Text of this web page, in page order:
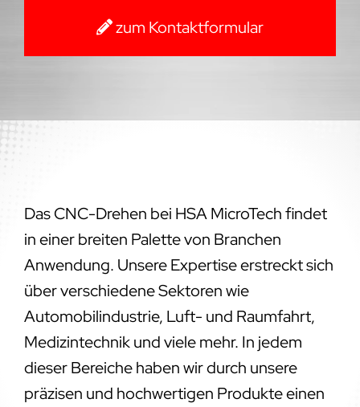
zum Kontaktformular
Das CNC-Drehen bei HSA MicroTech findet
in einer breiten Palette von Branchen
Anwendung. Unsere Expertise erstreckt sich
über verschiedene Sektoren wie
Automobilindustrie, Luft- und Raumfahrt,
Medizintechnik und viele mehr. In jedem
dieser Bereiche haben wir durch unsere
präzisen und hochwertigen Produkte einen